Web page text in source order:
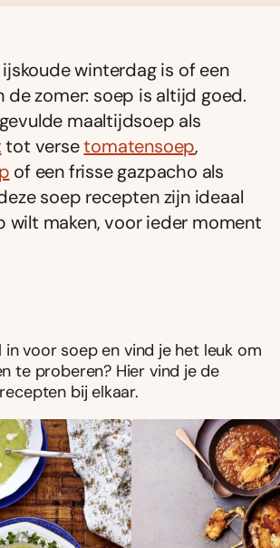
winterdag is of een
de zomer: soep is altijd goed.
maaltijdsoep als
tot versetomatensoep,
of een frisse gazpacho als
soep recepten zijn ideaal
wilt maken, voor ieder moment
in voor soep en vind je het leuk om
te proberen? Hier vind je de
bij elkaar.